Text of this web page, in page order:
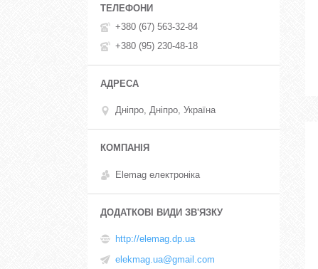
+380 (67) 563-32-84
+380 (95) 230-48-18
Дніпро, Дніпро, Україна
Elemag електроніка
http://elemag.dp.ua
elekmag.ua@gmail.com